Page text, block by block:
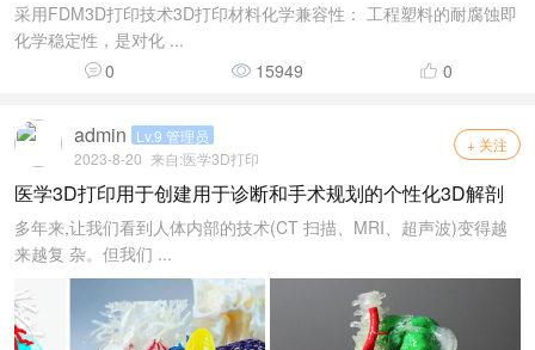
采用FDM3D打印技术3D打印材料化学兼容性： 工程塑料的耐腐蚀即
化学稳定性，是对化 ...
0
15949 0
admin Lv.9 管理员
2023-8-20 来自:医学3D打印
+ 关注
医学3D打印用于创建用于诊断和手术规划的个性化3D解剖
多年来,让我们看到人体内部的技术(CT 扫描、MRI、超声波)变得越
来越复 杂。但我们 ...